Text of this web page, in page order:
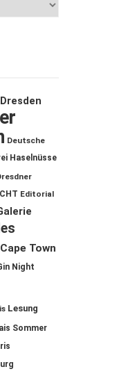
Deutsche
Haselnüsse
Editorial
Cape Town
Night
Lesung
Sommer